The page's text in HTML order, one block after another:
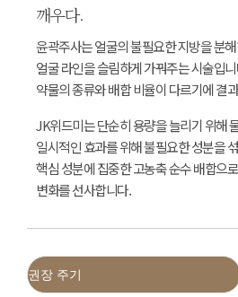
깨우다.
윤곽주사는 얼굴의 불필요한 지방을 분
얼굴 라인을 슬림하게 가꿔주는 시술입
약물의 종류와 배합 비율이 다르기에 결
JK위드미는 단순히 용량을 늘리기 위해
일시적인 효과를 위해 불필요한 성분을
핵심 성분에 집중한 고농축 순수 배합으
변화를 선사합니다.
권장 주기